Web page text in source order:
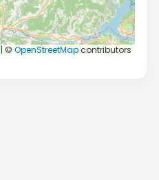
| © OpenStreetMapcontributors